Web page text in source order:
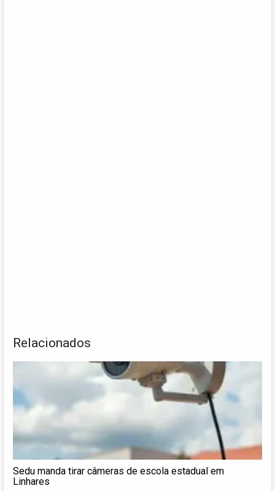
Relacionados
Sedu manda tirar câmeras de escola estadual em
Linhares